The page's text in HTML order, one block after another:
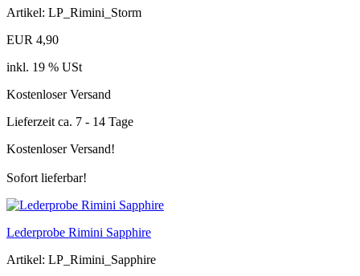
Artikel: LP_Rimini_Storm
EUR 4,90
inkl. 19 % USt
Kostenloser Versand
Lieferzeit ca. 7 - 14 Tage
Kostenloser Versand!
Sofort lieferbar!
Lederprobe Rimini Sapphire
Artikel: LP_Rimini_Sapphire